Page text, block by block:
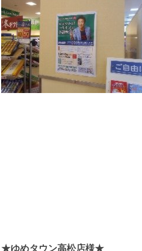
★ゆめタウン高松店様★